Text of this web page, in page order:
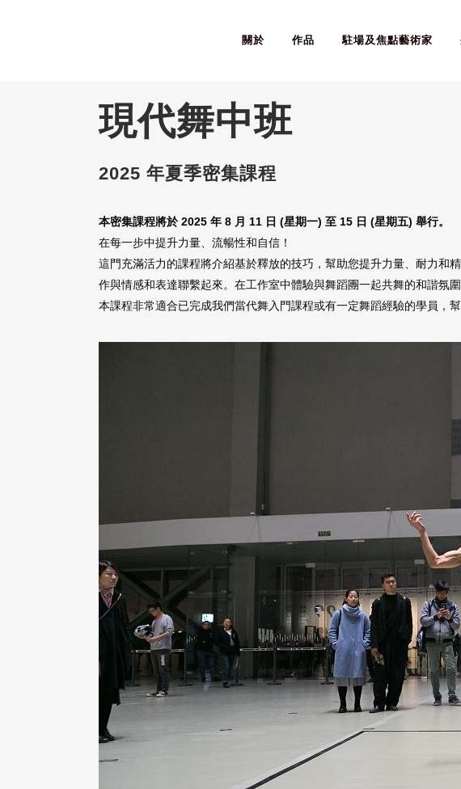
關於 作品 駐場及焦點藝術家
現代舞中班
2025 年夏季密集課程
本密集課程將於 2025 年 8 月 11 日 (星期一) 至 15 日 (星期五) 舉行。
在每一步中提升力量、流暢性和自信！
這門充滿活力的課程將介紹基於釋放的技巧，幫助您提升力量、耐力和
作與情感和表達聯繫起來。在工作室中體驗與舞蹈團一起共舞的和諧氛
本課程非常適合已完成我們當代舞入門課程或有一定舞蹈經驗的學員，